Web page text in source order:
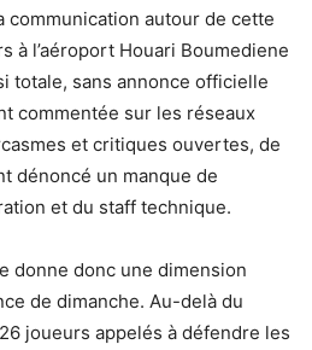
communication autour de cette
à l’aéroport Houari Boumediene
totale, sans annonce officielle
commentée sur les réseaux
et critiques ouvertes, de
dénoncé un manque de
et du staff technique.
donne donc une dimension
de dimanche. Au-delà du
joueurs appelés à défendre les